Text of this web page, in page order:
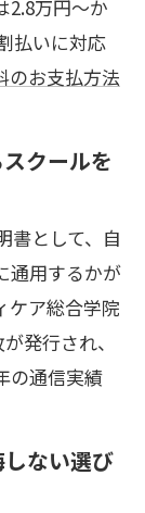
2.8万円〜か
払いに対応
のお支払方法
クールを
書として、自
通用するかが
ケア総合学院
発行され、
の通信実績
しない選び